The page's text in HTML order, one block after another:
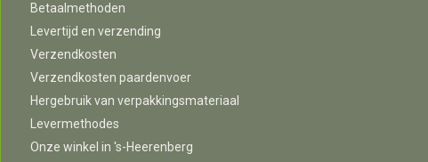
Betaalmethoden
Levertijd en verzending
Verzendkosten
Verzendkosten paardenvoer
Hergebruik van verpakkingsmateriaal
Levermethodes
Onze winkel in 's-Heerenberg